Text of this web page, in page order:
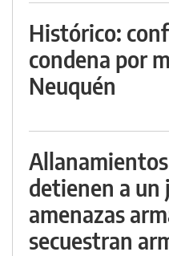
Histórico:
condena por
Neuquén
detienen a un
amenazas
secuestran